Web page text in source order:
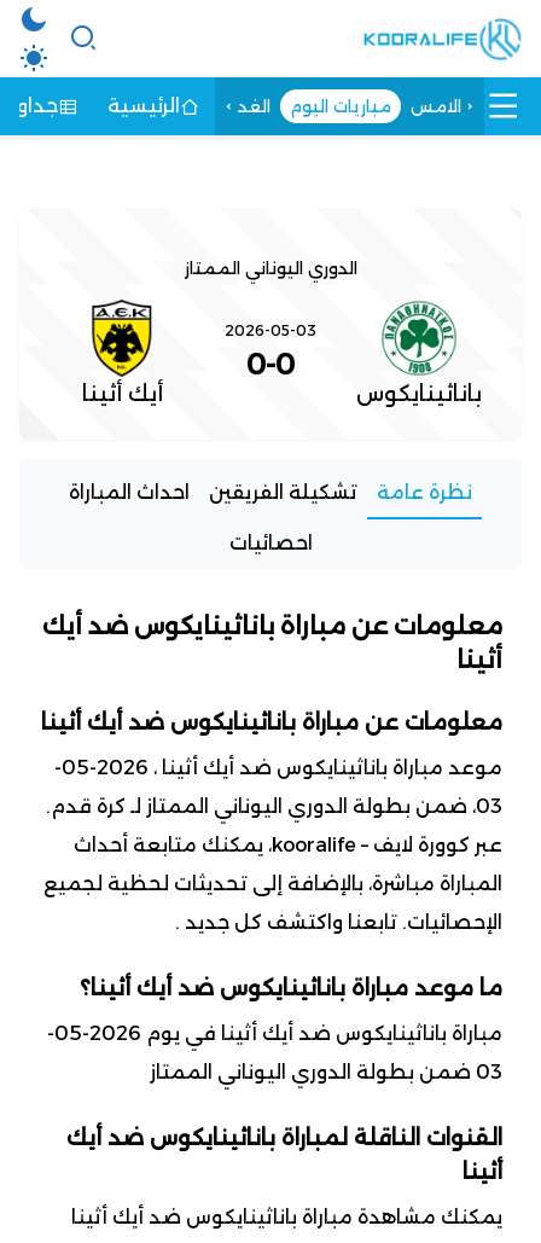
الامس مباريات اليوم الغد الرئيسية جداول
الدوري اليوناني الممتاز
باناثينايكوس
2026-05-03
0
-
0
أيك أثينا
نظرة عامة تشكيلة الفريقين احداث المباراة
احصائيات
معلومات عن مباراة باناثينايكوس ضد أيك
أثينا
معلومات عن مباراة باناثينايكوس ضد أيك أثينا
موعد مباراة باناثينايكوس ضد أيك أثينا ، 2026-05-
03، ضمن بطولة الدوري اليوناني الممتاز لـ كرة قدم.
عبر كوورة لايف – kooralife، يمكنك متابعة أحداث
المباراة مباشرة، بالإضافة إلى تحديثات لحظية لجميع
الإحصائيات. تابعنا واكتشف كل جديد .
ما موعد مباراة باناثينايكوس ضد أيك أثينا؟
مباراة باناثينايكوس ضد أيك أثينا في يوم 2026-05-
03 ضمن بطولة الدوري اليوناني الممتاز
القنوات الناقلة لمباراة باناثينايكوس ضد أيك
أثينا
يمكنك مشاهدة مباراة باناثينايكوس ضد أيك أثينا